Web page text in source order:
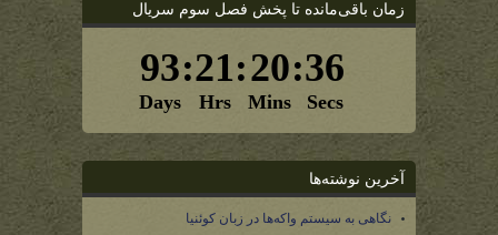
زمان باقی‌مانده تا پخش فصل سوم سریال
آخرین نوشته‌ها
نگاهی به سیستم واکه‌ها در زبان کوئنیا